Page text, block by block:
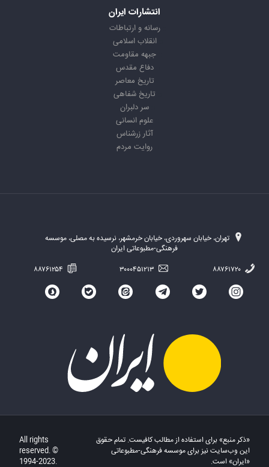
انتشارات ایران
رسانه و ارتباطات
انقلاب اسلامی
جبهه مقاومت
دفاع مقدس
تاریخ معاصر
تاریخ شفاهی
سر دلبران
علوم انسانی
آثار زرشناس
روایت مردم
تهران، خیابان سهروردی، خیابان خرمشهر، نرسیده به مصلی، موسسه
فرهنگی-مطبوعاتی ایران
«ذکر منبع» برای استفاده از مطالب کافیست. تمام حقوق
این وب‌سایت نیز برای موسسه فرهنگی-مطبوعاتی
«ایران» است.
All rights
reserved. ©
1994-2023.